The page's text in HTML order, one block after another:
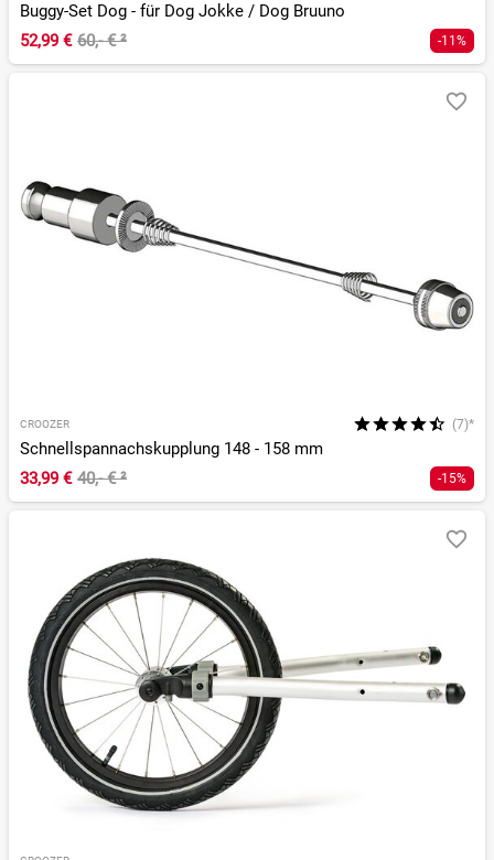
Buggy-Set Dog - für Dog Jokke / Dog Bruuno
52,99 € 60,- €² -11%
CROOZER (7)*
Schnellspannachskupplung 148 - 158 mm
33,99 € 40,- €² -15%